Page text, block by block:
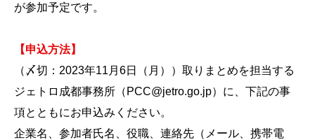
が参加予定です。
【申込方法】
（〆切：2023年11月6日（月））取りまとめを担当する
ジェトロ成都事務所（PCC@jetro.go.jp）に、下記の事
項とともにお申込みください。
企業名、参加者氏名、役職、連絡先（メール、携帯電